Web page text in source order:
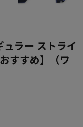
ュラー ストライ
すすめ】（ワ